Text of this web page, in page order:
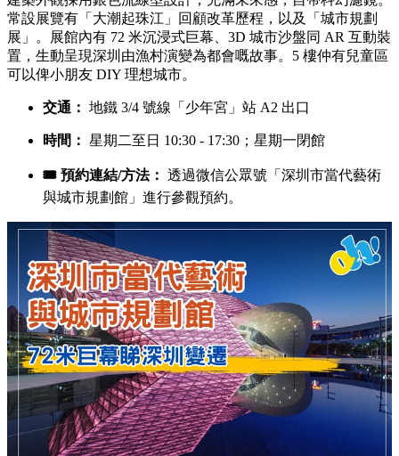
常設展覽有「大潮起珠江」回顧改革歷程，以及「城市規劃
展」。展館內有 72 米沉浸式巨幕、3D 城市沙盤同 AR 互動裝
置，生動呈現深圳由漁村演變為都會嘅故事。5 樓仲有兒童區
可以俾小朋友 DIY 理想城市。
交通： 地鐵 3/4 號線「少年宮」站 A2 出口
時間： 星期二至日 10:30 - 17:30；星期一閉館
🎟️ 預約連結/方法： 透過微信公眾號「深圳市當代藝術
與城市規劃館」進行參觀預約。